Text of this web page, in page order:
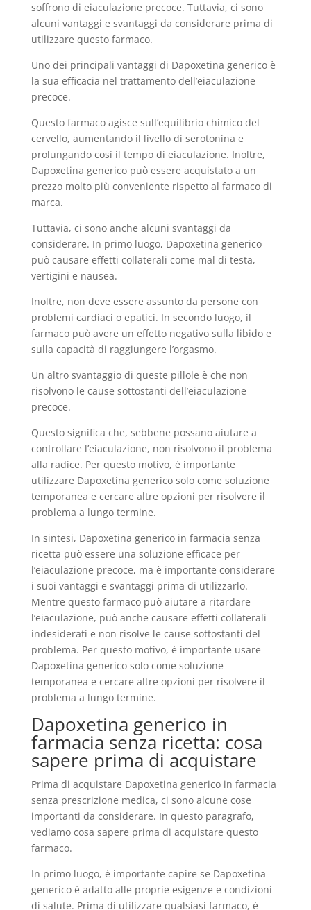
soffrono di eiaculazione precoce. Tuttavia, ci sono
alcuni vantaggi e svantaggi da considerare prima di
utilizzare questo farmaco.
Uno dei principali vantaggi di Dapoxetina generico è
la sua efficacia nel trattamento dell’eiaculazione
precoce.
Questo farmaco agisce sull’equilibrio chimico del
cervello, aumentando il livello di serotonina e
prolungando così il tempo di eiaculazione. Inoltre,
Dapoxetina generico può essere acquistato a un
prezzo molto più conveniente rispetto al farmaco di
marca.
Tuttavia, ci sono anche alcuni svantaggi da
considerare. In primo luogo, Dapoxetina generico
può causare effetti collaterali come mal di testa,
vertigini e nausea.
Inoltre, non deve essere assunto da persone con
problemi cardiaci o epatici. In secondo luogo, il
farmaco può avere un effetto negativo sulla libido e
sulla capacità di raggiungere l’orgasmo.
Un altro svantaggio di queste pillole è che non
risolvono le cause sottostanti dell’eiaculazione
precoce.
Questo significa che, sebbene possano aiutare a
controllare l’eiaculazione, non risolvono il problema
alla radice. Per questo motivo, è importante
utilizzare Dapoxetina generico solo come soluzione
temporanea e cercare altre opzioni per risolvere il
problema a lungo termine.
In sintesi, Dapoxetina generico in farmacia senza
ricetta può essere una soluzione efficace per
l’eiaculazione precoce, ma è importante considerare
i suoi vantaggi e svantaggi prima di utilizzarlo.
Mentre questo farmaco può aiutare a ritardare
l’eiaculazione, può anche causare effetti collaterali
indesiderati e non risolve le cause sottostanti del
problema. Per questo motivo, è importante usare
Dapoxetina generico solo come soluzione
temporanea e cercare altre opzioni per risolvere il
problema a lungo termine.
Dapoxetina generico in
farmacia senza ricetta: cosa
sapere prima di acquistare
Prima di acquistare Dapoxetina generico in farmacia
senza prescrizione medica, ci sono alcune cose
importanti da considerare. In questo paragrafo,
vediamo cosa sapere prima di acquistare questo
farmaco.
In primo luogo, è importante capire se Dapoxetina
generico è adatto alle proprie esigenze e condizioni
di salute. Prima di utilizzare qualsiasi farmaco, è